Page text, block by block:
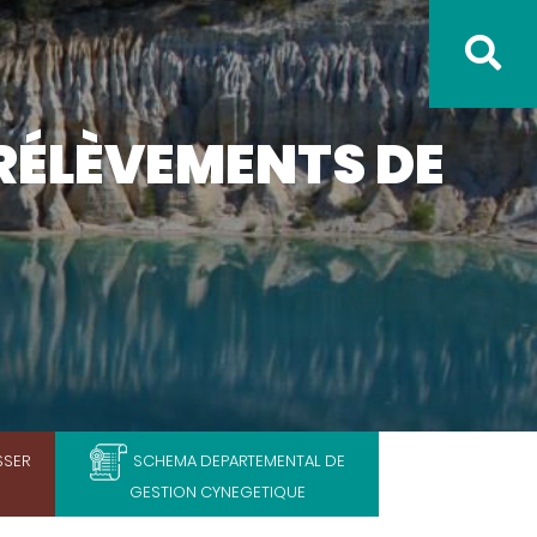
DE
SCHEMA DEPARTEMENTAL DE
GESTION CYNEGETIQUE